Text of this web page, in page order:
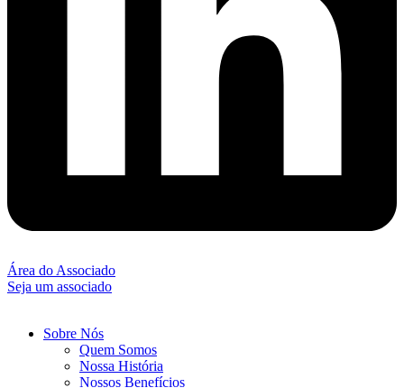
Área do Associado
Seja um associado
Sobre Nós
Quem Somos
Nossa História
Nossos Benefícios